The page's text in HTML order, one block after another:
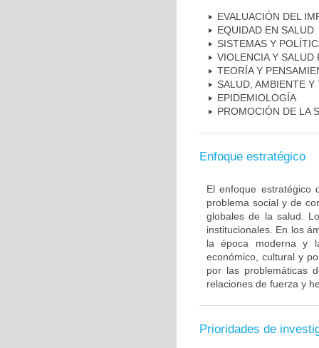
EVALUACIÓN DEL
EQUIDAD EN SALUD
SISTEMAS Y
VIOLENCIA Y SALUD
TEORÍA Y
SALUD, AMBIENTE Y
EPIDEMIOLOGÍA
PROMOCIÓN DE LA
Enfoque estratégico
El enfoque estratégico
problema social y de
globales de la salud.
institucionales. En los
la época moderna y
económico, cultural y
por las problemáticas
relaciones de fuerza y
Prioridades de